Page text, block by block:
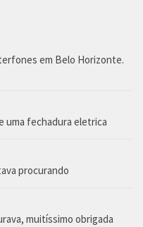
em Belo Horizonte.
uma fechadura eletrica
procurando
muitíssimo obrigada